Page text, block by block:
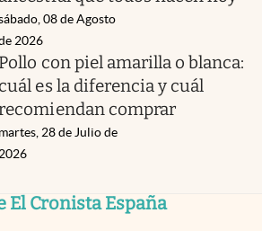
08 de Agosto
2026
Pollo con piel amarilla o blanca:
cuál es la diferencia y cuál
comprar
martes, 28 de Julio de
El Cronista España